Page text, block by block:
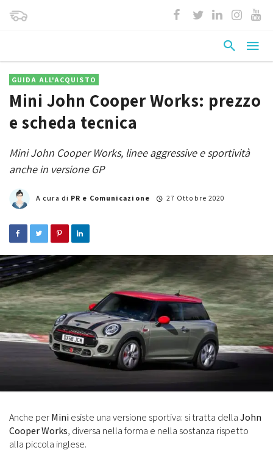
GUIDA ALL'ACQUISTO
Mini John Cooper Works: prezzo
e scheda tecnica
Mini John Cooper Works, linee aggressive e sportività
anche in versione GP
A cura di PR e Comunicazione 27 Ottobre 2020
Anche perMiniesiste una versione sportiva: si tratta dellaJohn
Cooper Works, diversa nella forma e nella sostanza rispetto
alla piccola inglese.